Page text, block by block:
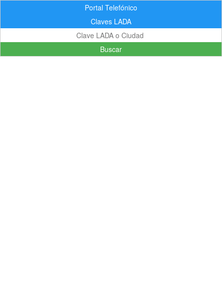
Portal Telefónico
Claves LADA
Buscar